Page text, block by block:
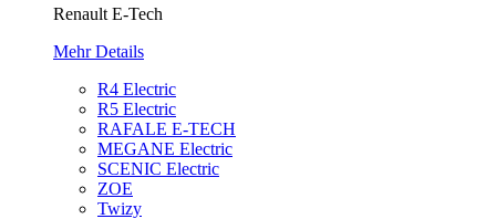
Renault E-Tech
Mehr Details
R4 Electric
R5 Electric
RAFALE E-TECH
MEGANE Electric
SCENIC Electric
ZOE
Twizy